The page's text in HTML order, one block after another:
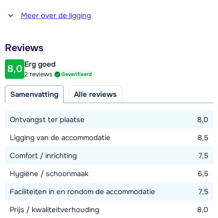
Afstand tot winkel(s)
900 meter
900 meter
Afstand tot piste
900 meter
Chavannes)
Afstand tot skibushalte
20 meter
Bekijk kaart
Meer over de ligging
Reviews
8,0 Erg goed
2 reviews Geverifieerd
Samenvatting Alle reviews
Ontvangst ter plaatse
8,0
Ligging van de accommodatie
8,5
Comfort / inrichting
7,5
Hygiëne / schoonmaak
6,5
Faciliteiten in en rondom de accommodatie
7,5
Prijs / kwaliteitverhouding
8,0